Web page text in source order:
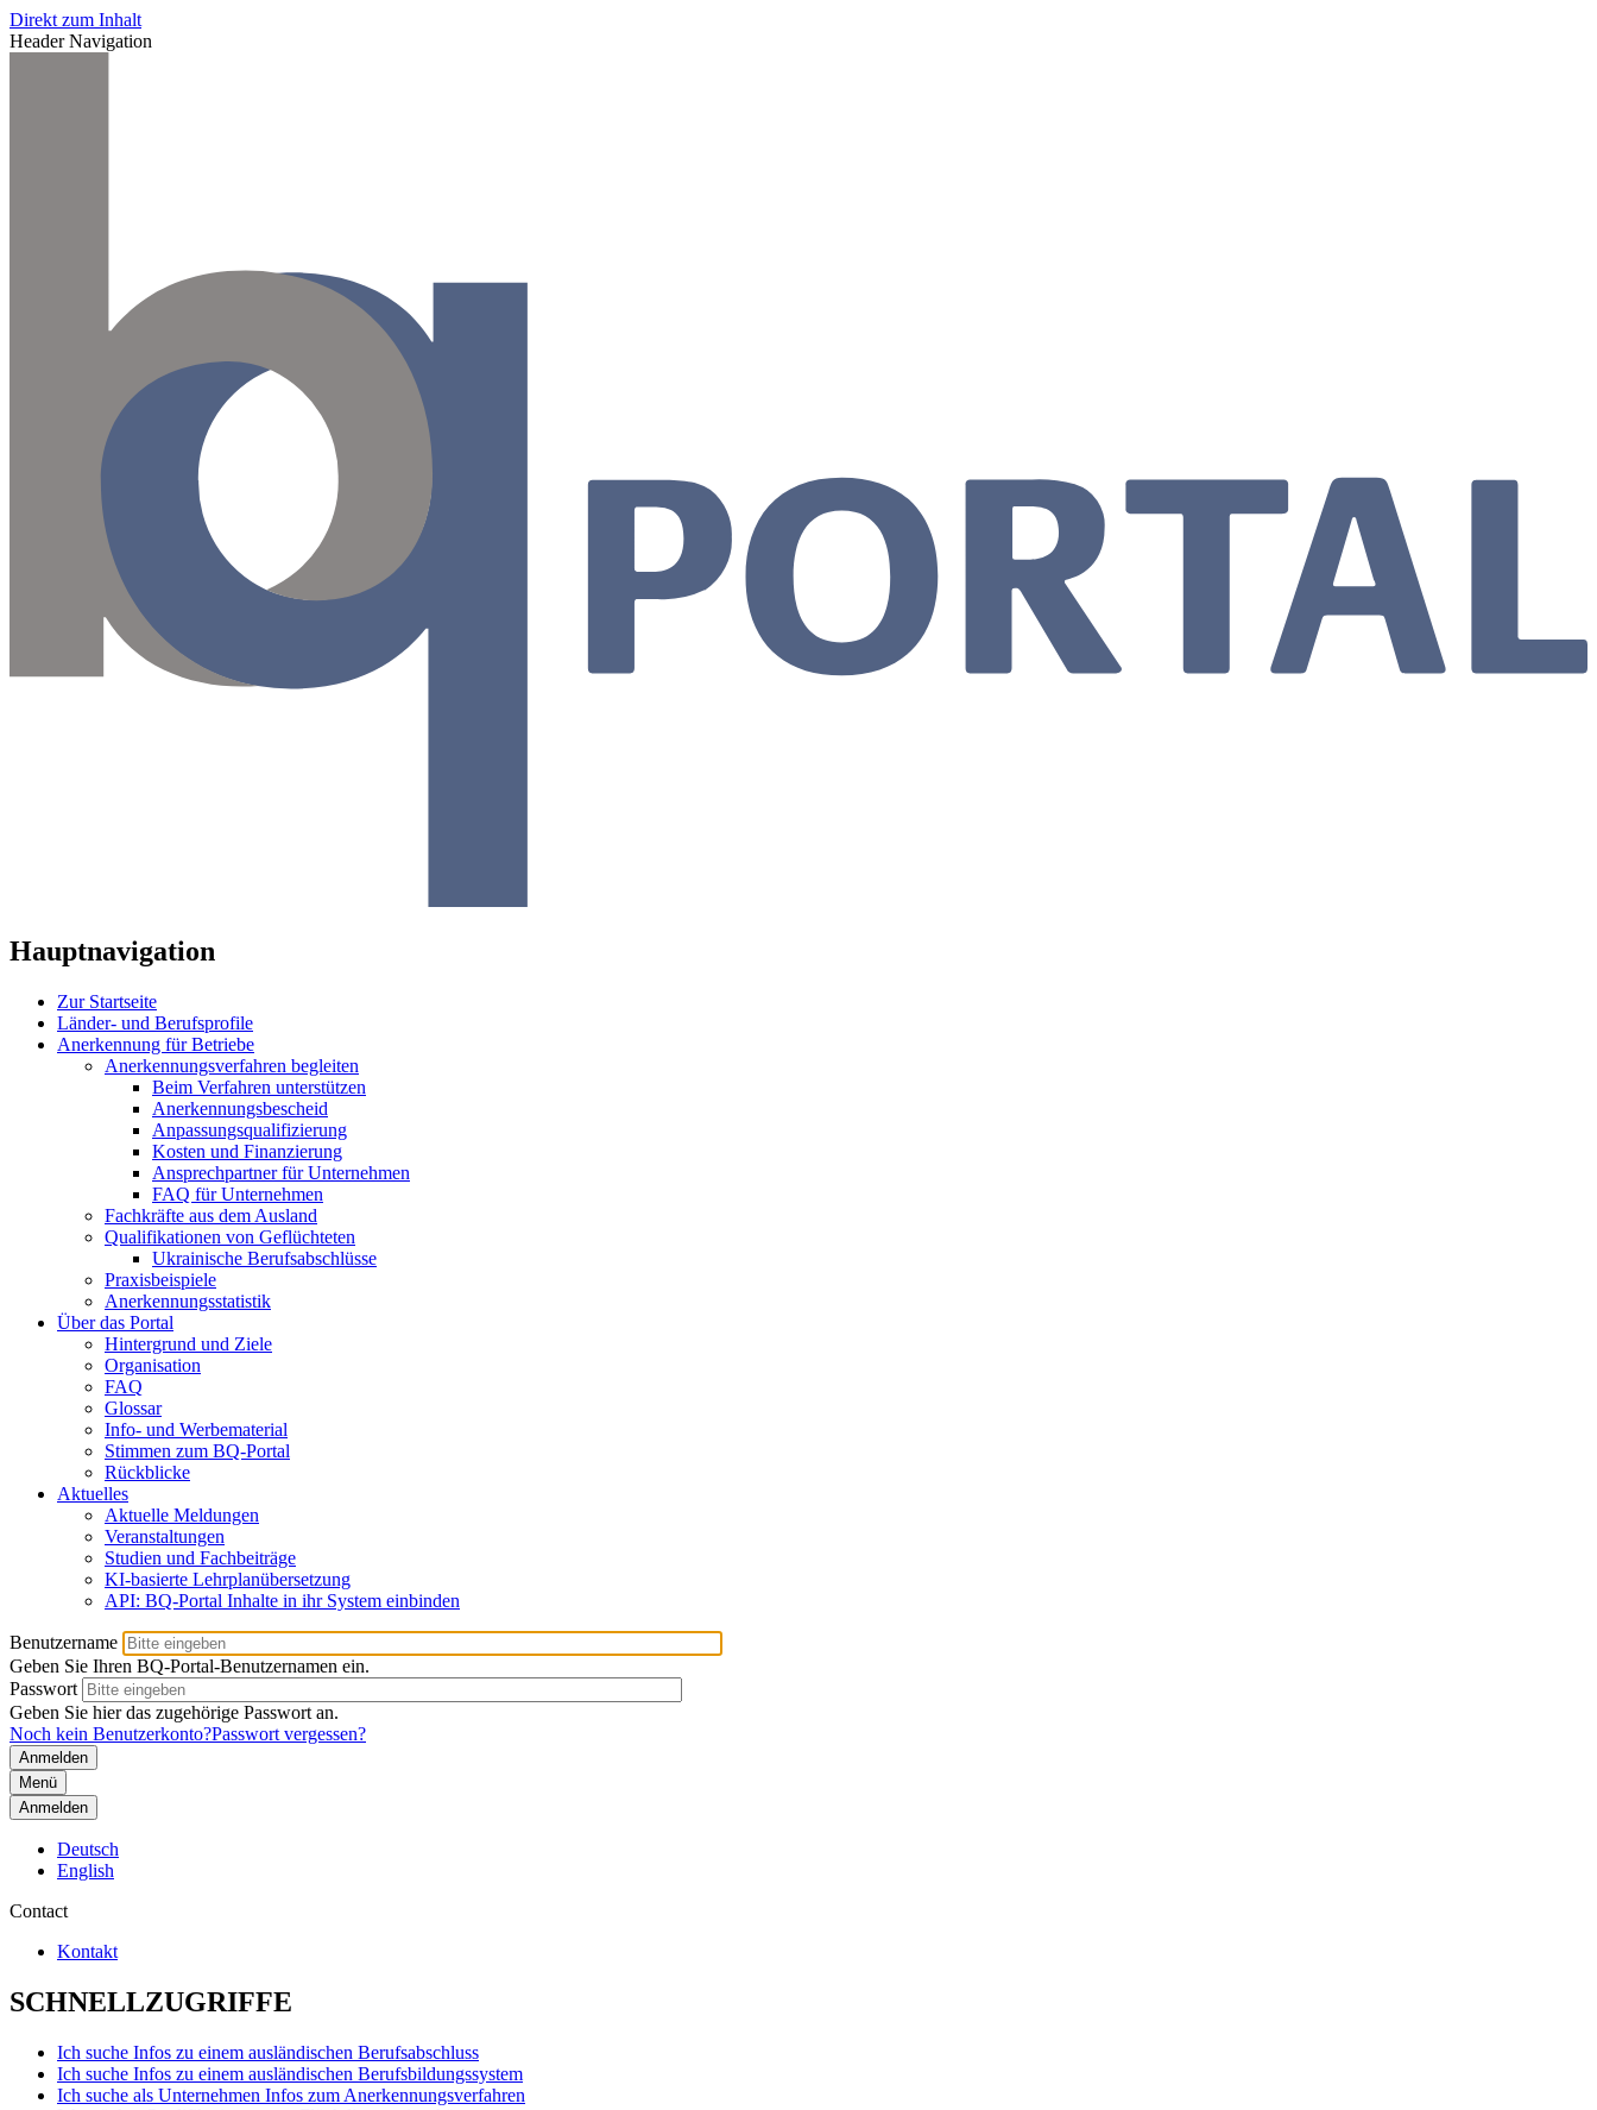
Direkt zum Inhalt
Header Navigation
Hauptnavigation
Zur Startseite
Länder- und Berufsprofile
Anerkennung für Betriebe
Anerkennungsverfahren begleiten
Beim Verfahren unterstützen
Anerkennungsbescheid
Anpassungsqualifizierung
Kosten und Finanzierung
Ansprechpartner für Unternehmen
FAQ für Unternehmen
Fachkräfte aus dem Ausland
Qualifikationen von Geflüchteten
Ukrainische Berufsabschlüsse
Praxisbeispiele
Anerkennungsstatistik
Über das Portal
Hintergrund und Ziele
Organisation
FAQ
Glossar
Info- und Werbematerial
Stimmen zum BQ-Portal
Rückblicke
Aktuelles
Aktuelle Meldungen
Veranstaltungen
Studien und Fachbeiträge
KI-basierte Lehrplanübersetzung
API: BQ-Portal Inhalte in ihr System einbinden
Benutzername
Geben Sie Ihren BQ-Portal-Benutzernamen ein.
Passwort
Geben Sie hier das zugehörige Passwort an.
Noch kein Benutzerkonto?Passwort vergessen?
Menü
Anmelden
Deutsch
English
Contact
Kontakt
SCHNELLZUGRIFFE
Ich suche Infos zu einem ausländischen Berufsabschluss
Ich suche Infos zu einem ausländischen Berufsbildungssystem
Ich suche als Unternehmen Infos zum Anerkennungsverfahren